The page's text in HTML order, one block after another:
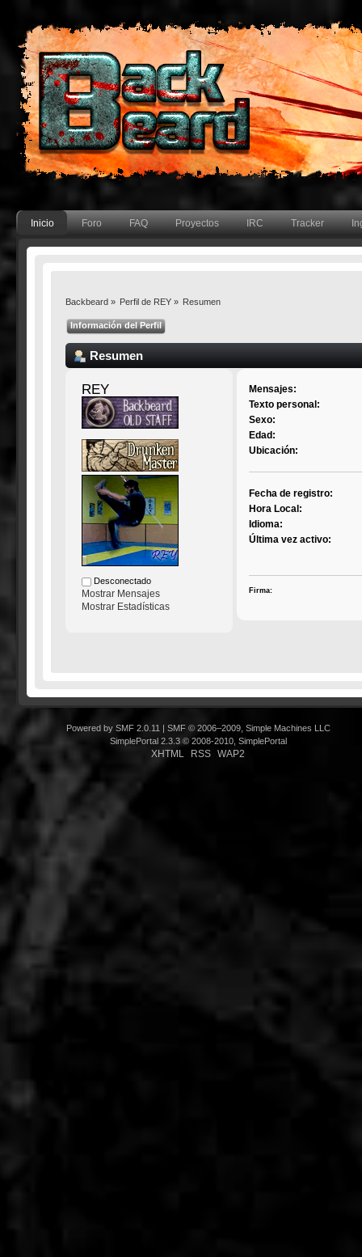
Inicio Foro FAQ Proyectos IRC Tracker
Backbeard» Perfil de REY» Resumen
Información del Perfil
Resumen
REY
Desconectado
Mostrar Mensajes
Mostrar Estadísticas
Mensajes:
Texto personal:
Sexo:
Edad:
Ubicación:
Fecha de registro:
Hora Local:
Idioma:
Última vez activo:
Firma:
Powered by SMF 2.0.11
SMF © 2006–2009, Simple Machines LLC
SimplePortal 2.3.3 © 2008-2010, SimplePortal
XHTML RSS WAP2